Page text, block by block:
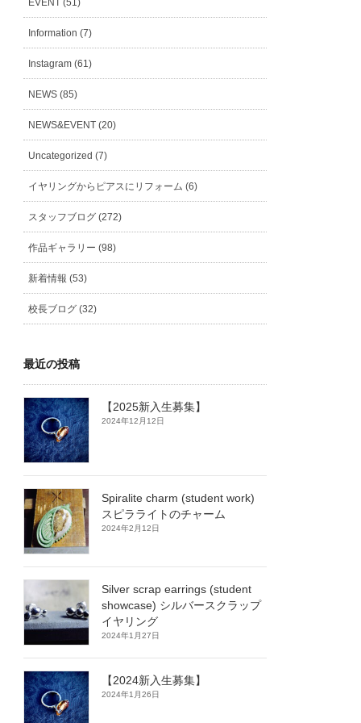
EVENT (51)
Information (7)
Instagram (61)
NEWS (85)
NEWS&EVENT (20)
Uncategorized (7)
イヤリングからピアスにリフォーム (6)
スタッフブログ (272)
作品ギャラリー (98)
新着情報 (53)
校長ブログ (32)
最近の投稿
【2025新入生募集】
2024年12月12日
Spiralite charm (student work)
スピラライトのチャーム
2024年2月12日
Silver scrap earrings (student
showcase) シルバースクラップ
イヤリング
2024年1月27日
【2024新入生募集】
2024年1月26日